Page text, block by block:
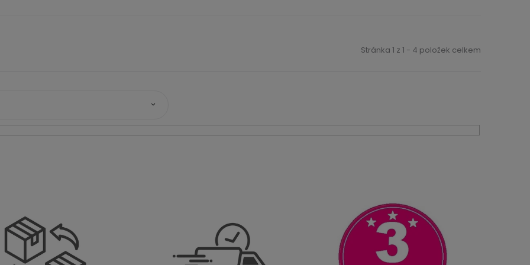
Stránka 1 z 1 - 4 položek celkem